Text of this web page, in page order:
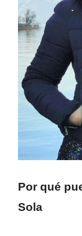
Por qué
Sola